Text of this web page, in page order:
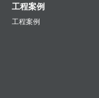
工程案例
工程案例